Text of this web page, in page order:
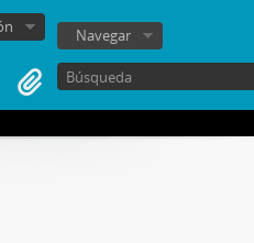
Navegar